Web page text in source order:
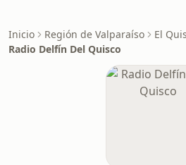
Inicio Región de Valparaíso
El
Radio Delfín Del Quisco